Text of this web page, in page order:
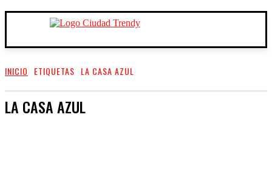
INICIO ETIQUETAS LA CASA AZUL
LA CASA AZUL